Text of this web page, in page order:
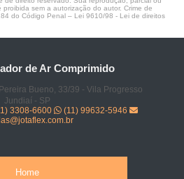
sem a autorização do autor. Crime de
do Código Penal – Lei 9610/98 - Lei de direitos
de Ar Comprimido
Bueno, 33/39 - Vila Progresso
Jundiaí - SP
3308-6600
(11) 99632-5946
Home